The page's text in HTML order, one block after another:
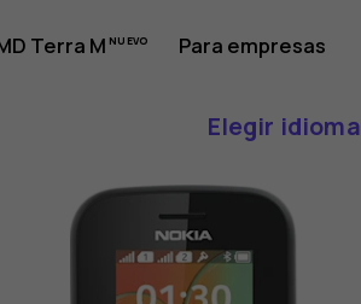
Terra M
Para empresas
Elegir idioma